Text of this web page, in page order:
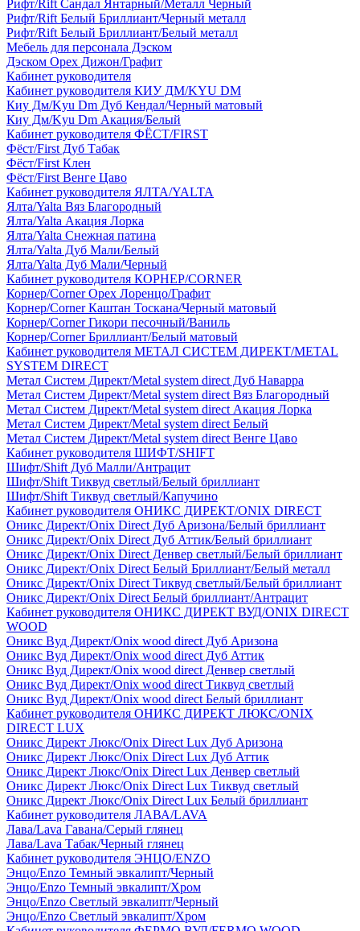
Рифт/Rift Сандал Янтарный/Металл Черный
Рифт/Rift Белый Бриллиант/Черный металл
Рифт/Rift Белый Бриллиант/Белый металл
Мебель для персонала Дэском
Дэском Орех Дижон/Графит
Кабинет руководителя
Кабинет руководителя КИУ ДМ/KYU DM
Киу Дм/Kyu Dm Дуб Кендал/Черный матовый
Киу Дм/Kyu Dm Акация/Белый
Кабинет руководителя ФЁСТ/FIRST
Фёст/First Дуб Табак
Фёст/First Клен
Фёст/First Венге Цаво
Кабинет руководителя ЯЛТА/YALTA
Ялта/Yalta Вяз Благородный
Ялта/Yalta Акация Лорка
Ялта/Yalta Снежная патина
Ялта/Yalta Дуб Мали/Белый
Ялта/Yalta Дуб Мали/Черный
Кабинет руководителя КОРНЕР/CORNER
Корнер/Corner Орех Лоренцо/Графит
Корнер/Corner Каштан Тоскана/Черный матовый
Корнер/Corner Гикори песочный/Ваниль
Корнер/Corner Бриллиант/Белый матовый
Кабинет руководителя МЕТАЛ СИСТЕМ ДИРЕКТ/METAL
SYSTEM DIRECT
Метал Систем Директ/Metal system direct Дуб Наварра
Метал Систем Директ/Metal system direct Вяз Благородный
Метал Систем Директ/Metal system direct Акация Лорка
Метал Систем Директ/Metal system direct Белый
Метал Систем Директ/Metal system direct Венге Цаво
Кабинет руководителя ШИФТ/SHIFT
Шифт/Shift Дуб Малли/Антрацит
Шифт/Shift Тиквуд светлый/Белый бриллиант
Шифт/Shift Тиквуд светлый/Капучино
Кабинет руководителя ОНИКС ДИРЕКТ/ONIX DIRECT
Оникс Директ/Onix Direct Дуб Аризона/Белый бриллиант
Оникс Директ/Onix Direct Дуб Аттик/Белый бриллиант
Оникс Директ/Onix Direct Денвер светлый/Белый бриллиант
Оникс Директ/Onix Direct Белый Бриллиант/Белый металл
Оникс Директ/Onix Direct Тиквуд светлый/Белый бриллиант
Оникс Директ/Onix Direct Белый бриллиант/Антрацит
Кабинет руководителя ОНИКС ДИРЕКТ ВУД/ONIX DIRECT
WOOD
Оникс Вуд Директ/Onix wood direct Дуб Аризона
Оникс Вуд Директ/Onix wood direct Дуб Аттик
Оникс Вуд Директ/Onix wood direct Денвер светлый
Оникс Вуд Директ/Onix wood direct Тиквуд светлый
Оникс Вуд Директ/Onix wood direct Белый бриллиант
Кабинет руководителя ОНИКС ДИРЕКТ ЛЮКС/ONIX
DIRECT LUX
Оникс Директ Люкс/Onix Direct Lux Дуб Аризона
Оникс Директ Люкс/Onix Direct Lux Дуб Аттик
Оникс Директ Люкс/Onix Direct Lux Денвер светлый
Оникс Директ Люкс/Onix Direct Lux Тиквуд светлый
Оникс Директ Люкс/Onix Direct Lux Белый бриллиант
Кабинет руководителя ЛАВА/LAVA
Лава/Lava Гавана/Серый глянец
Лава/Lava Табак/Черный глянец
Кабинет руководителя ЭНЦО/ENZO
Энцо/Enzo Темный эвкалипт/Черный
Энцо/Enzo Темный эвкалипт/Хром
Энцо/Enzo Светлый эвкалипт/Черный
Энцо/Enzo Светлый эвкалипт/Хром